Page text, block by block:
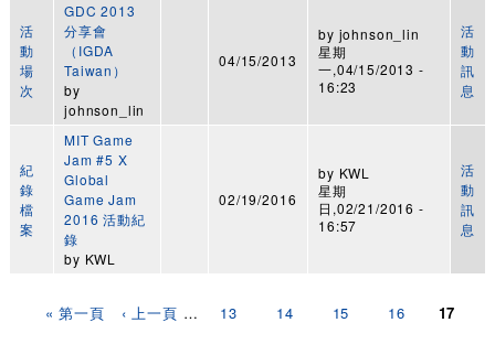
活
動
場
次
GDC 2013
分享會
（IGDA
Taiwan）
by
johnson_lin
04/15/2013
by johnson_lin
星期
一,04/15/2013 -
16:23
活
動
訊
息
紀
錄
檔
案
MIT Game
Jam #5 X
Global
Game Jam
2016 活動紀
錄
by KWL
02/19/2016
by KWL
星期
日,02/21/2016 -
16:57
活
動
訊
息
« 第一頁 ‹ 上一頁 … 13 14 15 16 17